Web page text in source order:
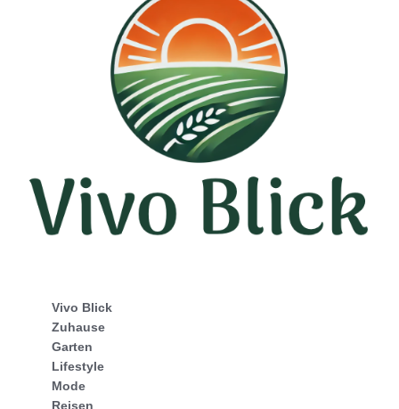
Vivo Blick
Zuhause
Garten
Lifestyle
Mode
Reisen